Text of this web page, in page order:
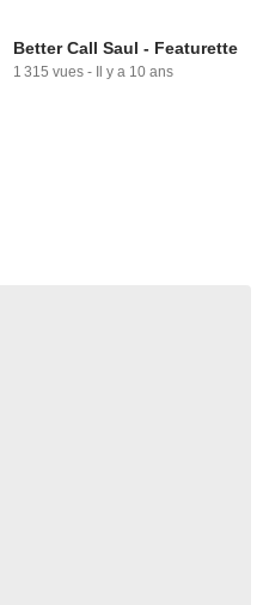
Better Call Saul - Featurette
1 315 vues - Il y a 10 ans